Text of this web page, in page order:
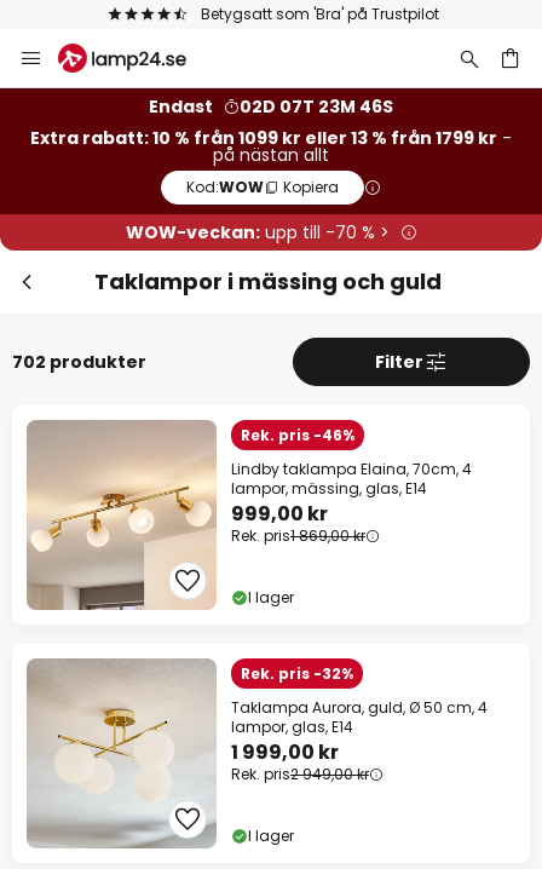
Betygsatt som 'Bra' på Trustpilot
Hoppa
till
Endast
02D 07T 23M 44S
Extra rabatt: 10 % från 1099 kr eller 13 % från 1799 kr -
på nästan allt
Kod:WOW Kopiera
WOW-veckan:upp till -70 % >
Taklampor i mässing och guld
702 produkter Filter
Rek. pris -46%
Lindby taklampa Elaina, 70cm, 4
lampor, mässing, glas, E14
999,00 kr
Rek. pris1 869,00 kr
I lager
Rek. pris -32%
Taklampa Aurora, guld, Ø 50 cm, 4
lampor, glas, E14
1 999,00 kr
Rek. pris2 949,00 kr
I lager
13 % rabattfrån 1799 kr
10 % rabattfrån 1099 kr
på nästan allt*
Kod:WOW Kopiera
*exkluderade varumärken